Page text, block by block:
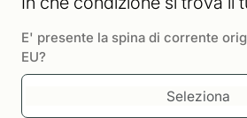
E' presente la spina di corrente
EU?
Seleziona